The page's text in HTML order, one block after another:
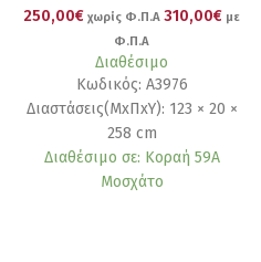
250,00€ χωρίς Φ.Π.Α 310,00€ με
Φ.Π.Α
Διαθέσιμο
Κωδικός: Α3976
Διαστάσεις(ΜxΠxΥ): 123 × 20 ×
258 cm
Διαθέσιμο σε: Κοραή 59Α
Μοσχάτο